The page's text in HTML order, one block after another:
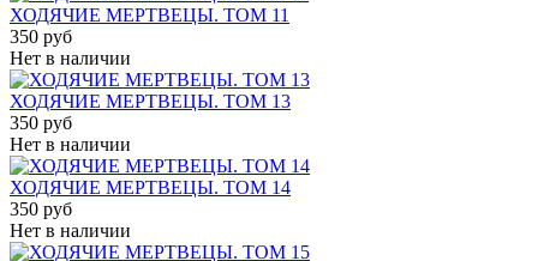
ХОДЯЧИЕ МЕРТВЕЦЫ. ТОМ 11
350 руб
Нет в наличии
ХОДЯЧИЕ МЕРТВЕЦЫ. ТОМ 13
350 руб
Нет в наличии
ХОДЯЧИЕ МЕРТВЕЦЫ. ТОМ 14
350 руб
Нет в наличии